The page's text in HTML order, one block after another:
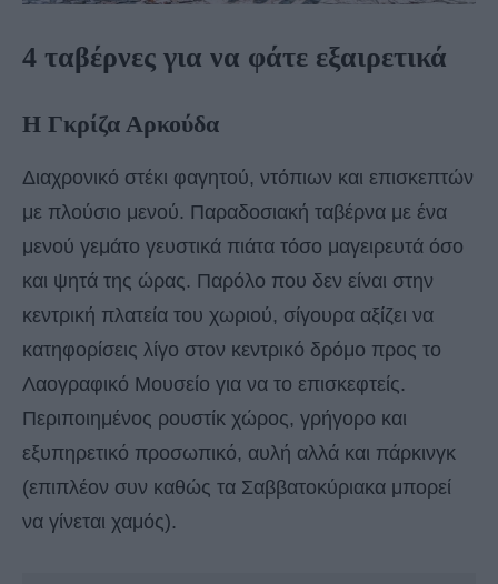
4 ταβέρνες για να φάτε εξαιρετικά
Η Γκρίζα Αρκούδα
Διαχρονικό στέκι φαγητού, ντόπιων και επισκεπτών
με πλούσιο μενού. Παραδοσιακή ταβέρνα με ένα
μενού γεμάτο γευστικά πιάτα τόσο μαγειρευτά όσο
και ψητά της ώρας. Παρόλο που δεν είναι στην
κεντρική πλατεία του χωριού, σίγουρα αξίζει να
κατηφορίσεις λίγο στον κεντρικό δρόμο προς το
Λαογραφικό Μουσείο για να το επισκεφτείς.
Περιποιημένος ρουστίκ χώρος, γρήγορο και
εξυπηρετικό προσωπικό, αυλή αλλά και πάρκινγκ
(επιπλέον συν καθώς τα Σαββατοκύριακα μπορεί
να γίνεται χαμός).